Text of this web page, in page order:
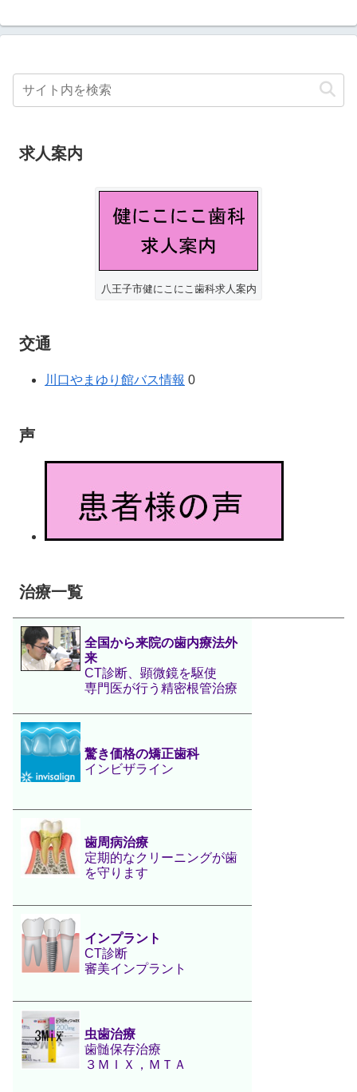
求人案内
八王子市健にこにこ歯科求人案内
交通
川口やまゆり館バス情報 0
声
治療一覧
全国から来院の歯内療法外
来
CT診断、顕微鏡を駆使
専門医が行う精密根管治療
驚き価格の矯正歯科
インビザライン
歯周病治療
定期的なクリーニングが歯
を守ります
インプラント
CT診断
審美インプラント
虫歯治療
歯髄保存治療
３ＭＩＸ，ＭＴＡ